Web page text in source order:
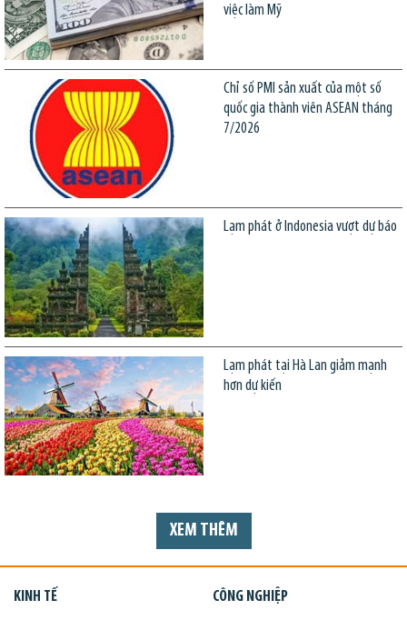
việc làm Mỹ
Chỉ số PMI sản xuất của một số
quốc gia thành viên ASEAN tháng
7/2026
Lạm phát ở Indonesia vượt dự báo
Lạm phát tại Hà Lan giảm mạnh
hơn dự kiến
XEM THÊM
KINH TẾ CÔNG NGHIỆP